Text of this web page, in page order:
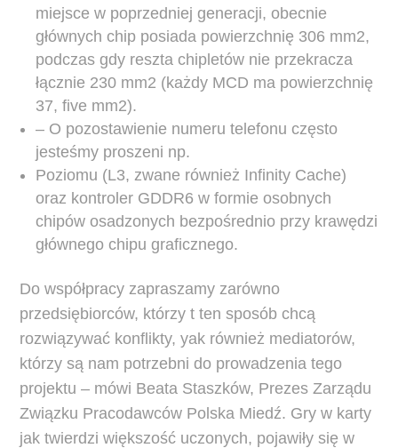
miejsce w poprzedniej generacji, obecnie
głównych chip posiada powierzchnię 306 mm2,
podczas gdy reszta chipletów nie przekracza
łącznie 230 mm2 (każdy MCD ma powierzchnię
37, five mm2).
– O pozostawienie numeru telefonu często
jesteśmy proszeni np.
Poziomu (L3, zwane również Infinity Cache)
oraz kontroler GDDR6 w formie osobnych
chipów osadzonych bezpośrednio przy krawędzi
głównego chipu graficznego.
Do współpracy zapraszamy zarówno
przedsiębiorców, którzy t ten sposób chcą
rozwiązywać konflikty, yak również mediatorów,
którzy są nam potrzebni do prowadzenia tego
projektu – mówi Beata Staszków, Prezes Zarządu
Związku Pracodawców Polska Miedź. Gry w karty
jak twierdzi większość uczonych, pojawiły się w